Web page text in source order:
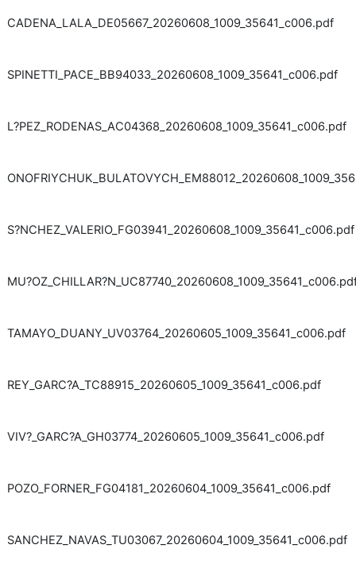
CADENA_LALA_DE05667_20260608_1009_35641_c006.pdf
SPINETTI_PACE_BB94033_20260608_1009_35641_c006.pdf
L?PEZ_RODENAS_AC04368_20260608_1009_35641_c006.pdf
S?NCHEZ_VALERIO_FG03941_20260608_1009_35641_c006.pdf
TAMAYO_DUANY_UV03764_20260605_1009_35641_c006.pdf
REY_GARC?A_TC88915_20260605_1009_35641_c006.pdf
VIV?_GARC?A_GH03774_20260605_1009_35641_c006.pdf
POZO_FORNER_FG04181_20260604_1009_35641_c006.pdf
SANCHEZ_NAVAS_TU03067_20260604_1009_35641_c006.pdf